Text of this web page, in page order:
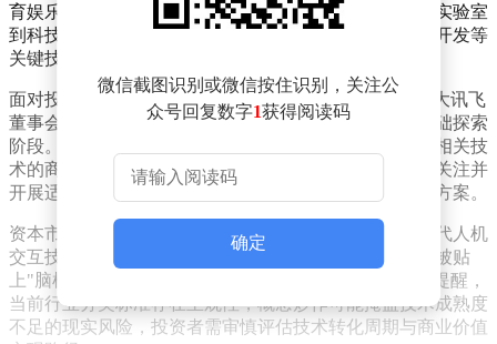
育娱乐等领域展现出革命性潜力。全球范围内，从高校实验室
到科技巨头，都在加速推进脑信号解码、非侵入式设备开发等
关键技术研究。
面对投资者关于是否属于"脑机接口概念股"的提问，科大讯飞
董事会秘书在互动平台坦言，脑科学研究目前仍处于基础探索
阶段。受制于人脑神经网络的复杂性及医学伦理约束，相关技
术的商业化应用尚未取得实质性突破。公司虽保持持续关注并
开展适度预研，但现阶段未形成可市场化的产品或服务方案。
资本市场对脑机接口概念的追捧，折射出投资者对下一代人机
交互技术的强烈预期。据金融终端数据显示，近期多家被贴
上"脑机接口"标签的上市公司股价出现异动。业内人士提醒，
当前行业分类标准存在主观性，概念炒作可能掩盖技术成熟度
不足的现实风险，投资者需审慎评估技术转化周期与商业价值
微信截图识别或微信按住识别，关注公
众号回复数字1获得阅读码
确定